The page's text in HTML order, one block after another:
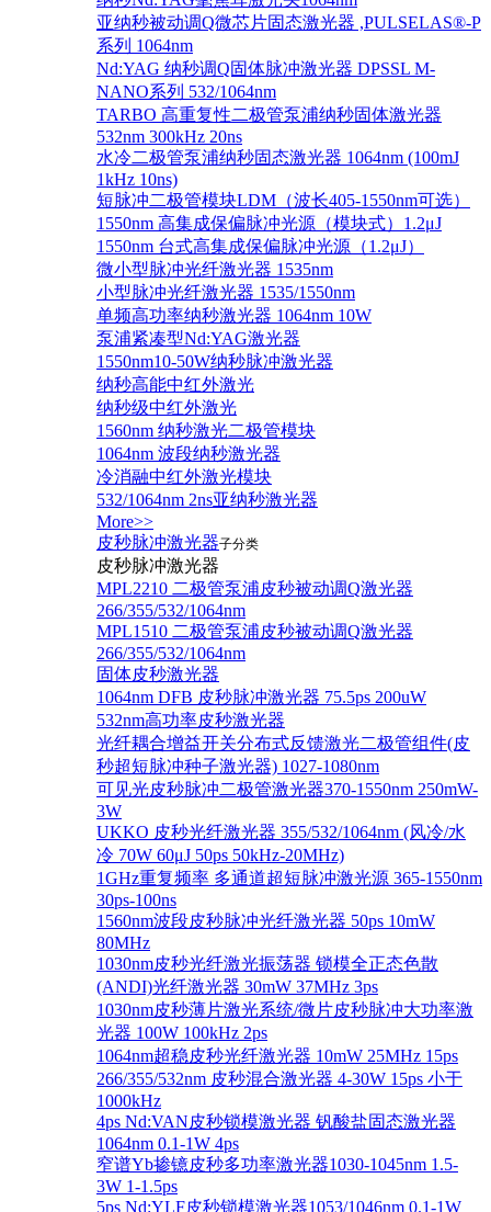
亚纳秒被动调Q微芯片固态激光器 ,PULSELAS®-P
系列 1064nm
Nd:YAG 纳秒调Q固体脉冲激光器 DPSSL M-
NANO系列 532/1064nm
TARBO 高重复性二极管泵浦纳秒固体激光器
532nm 300kHz 20ns
水冷二极管泵浦纳秒固态激光器 1064nm (100mJ
1kHz 10ns)
短脉冲二极管模块LDM（波长405-1550nm可选）
1550nm 高集成保偏脉冲光源（模块式）1.2μJ
1550nm 台式高集成保偏脉冲光源（1.2μJ）
微小型脉冲光纤激光器 1535nm
小型脉冲光纤激光器 1535/1550nm
单频高功率纳秒激光器 1064nm 10W
泵浦紧凑型Nd:YAG激光器
1550nm10-50W纳秒脉冲激光器
纳秒高能中红外激光
纳秒级中红外激光
1560nm 纳秒激光二极管模块
1064nm 波段纳秒激光器
冷消融中红外激光模块
532/1064nm 2ns亚纳秒激光器
More>>
皮秒脉冲激光器子分类
皮秒脉冲激光器
​MPL2210 二极管泵浦皮秒被动调Q激光器
266/355/532/1064nm
MPL1510 二极管泵浦皮秒被动调Q激光器
266/355/532/1064nm
固体皮秒激光器
1064nm DFB 皮秒脉冲激光器 75.5ps 200uW
532nm高功率皮秒激光器
光纤耦合增益开关分布式反馈激光二极管组件(皮
秒超短脉冲种子激光器) 1027-1080nm
可见光皮秒脉冲二极管激光器370-1550nm 250mW-
3W
UKKO 皮秒光纤激光器 355/532/1064nm (风冷/水
冷 70W 60μJ 50ps 50kHz-20MHz)
1GHz重复频率 多通道超短脉冲激光源 365-1550nm
30ps-100ns
1560nm波段皮秒脉冲光纤激光器 50ps 10mW
80MHz
1030nm皮秒光纤激光振荡器 锁模全正态色散
(ANDI)光纤激光器 30mW 37MHz 3ps
1030nm皮秒薄片激光系统/微片皮秒脉冲大功率激
光器 100W 100kHz 2ps
1064nm超稳皮秒光纤激光器 10mW 25MHz 15ps
266/355/532nm 皮秒混合激光器 4-30W 15ps 小于
1000kHz
4ps Nd:VAN皮秒锁模激光器 钒酸盐固态激光器
1064nm 0.1-1W 4ps
窄谱Yb掺镱皮秒多功率激光器1030-1045nm 1.5-
3W 1-1.5ps
5ps Nd:YLF皮秒锁模激光器1053/1046nm 0.1-1W